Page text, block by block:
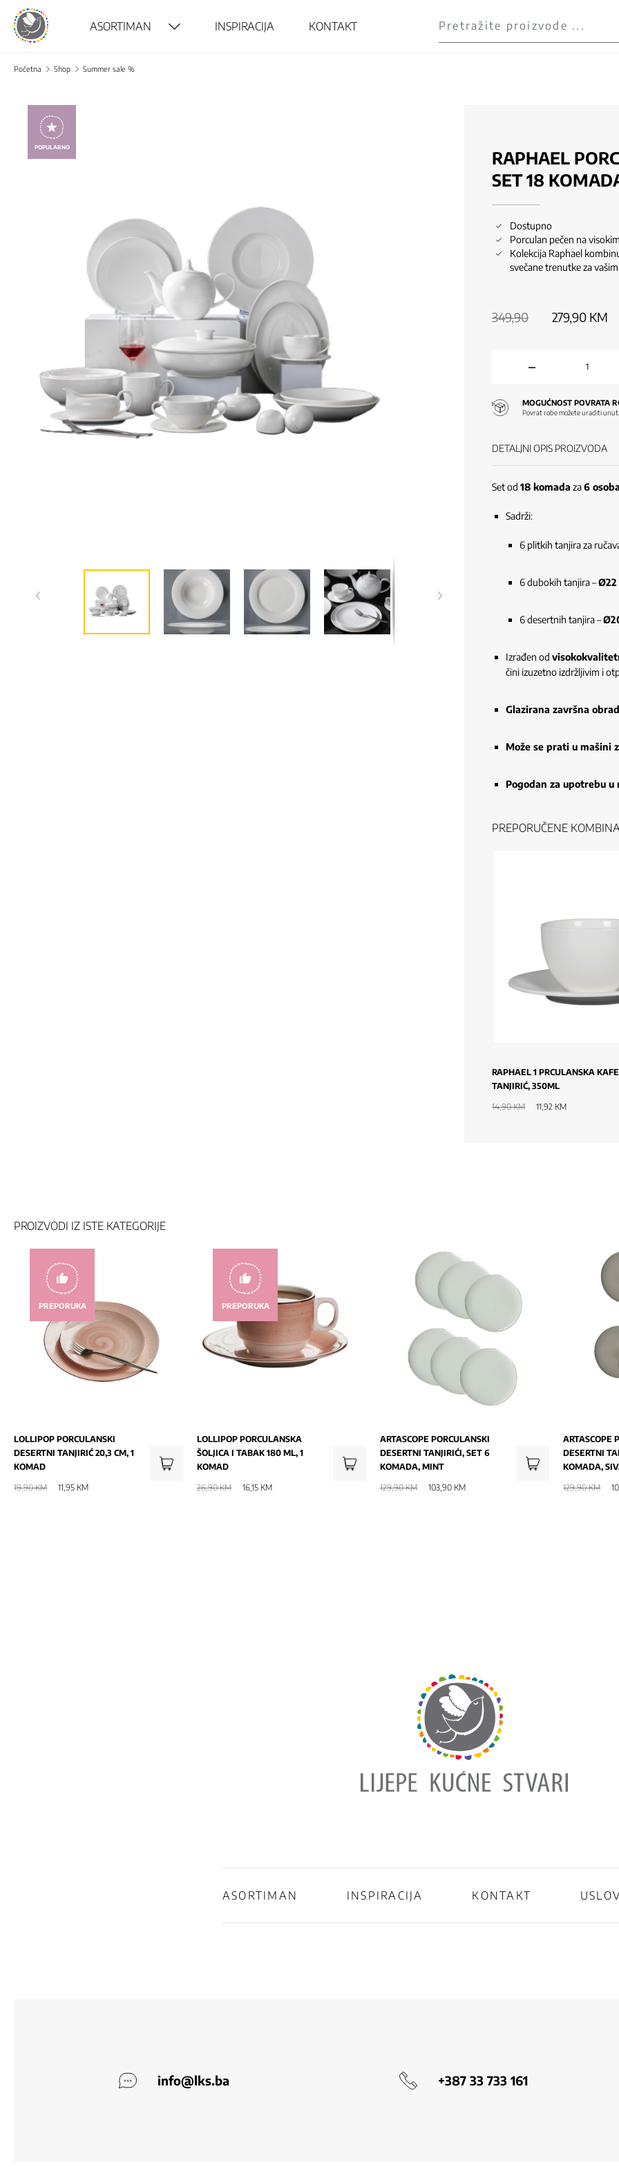
ASORTIMAN INSPIRACIJA KONTAKT
Početna Shop Summer sale %
POPULARNO
RAPHAEL
SET 18
Dostupno
Porculan pečen na
Kolekcija Raphael
svečane trenutke za
349,90 279,90 KM
MOGUĆNOST POVRATA
Povrat robe možete uraditi
DETALJNI OPIS PROIZVODA
Set od 18 komada za6 osoba
Sadrži:
6 plitkih tanjira za
6 dubokih tanjira –Ø22
6 desertnih tanjira –
Izrađen od
čini izuzetno izdržljivim i
Glazirana završna
Može se prati u mašini
Pogodan za upotrebu
PREPORUČENE
RAPHAEL 1 PRCULANSKA
TANJIRIĆ, 350ML
14,90 KM
11,92 KM
PROIZVODI IZ ISTE KATEGORIJE
PREPORUKA
LOLLIPOP PORCULANSKI
DESERTNI TANJIRIĆ 20,3 CM, 1
KOMAD
19,90 KM
11,95 KM
PREPORUKA
LOLLIPOP PORCULANSKA
ŠOLJICA I TABAK 180 ML, 1
KOMAD
26,90 KM
16,15 KM
ARTASCOPE PORCULANSKI
DESERTNI TANJIRIĆI, SET 6
KOMADA, MINT
129,90 KM
103,90 KM
ARTASCOPE
DESERTNI
KOMADA,
129,90 KM
ASORTIMAN INSPIRACIJA KONTAKT
info@lks.ba +387 33 733 161